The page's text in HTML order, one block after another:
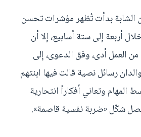
الشابة بدأت تُظهر مؤشرات تحسن
أربعة إلى ستة أسابيع، إلا أن
من العمل أدى، وفق الدعوى، إلى
رسائل نصية قالت فيها ابنتهم
المهام وتعاني أفكاراً انتحارية
شكّل «ضربة نفسية قاصمة».